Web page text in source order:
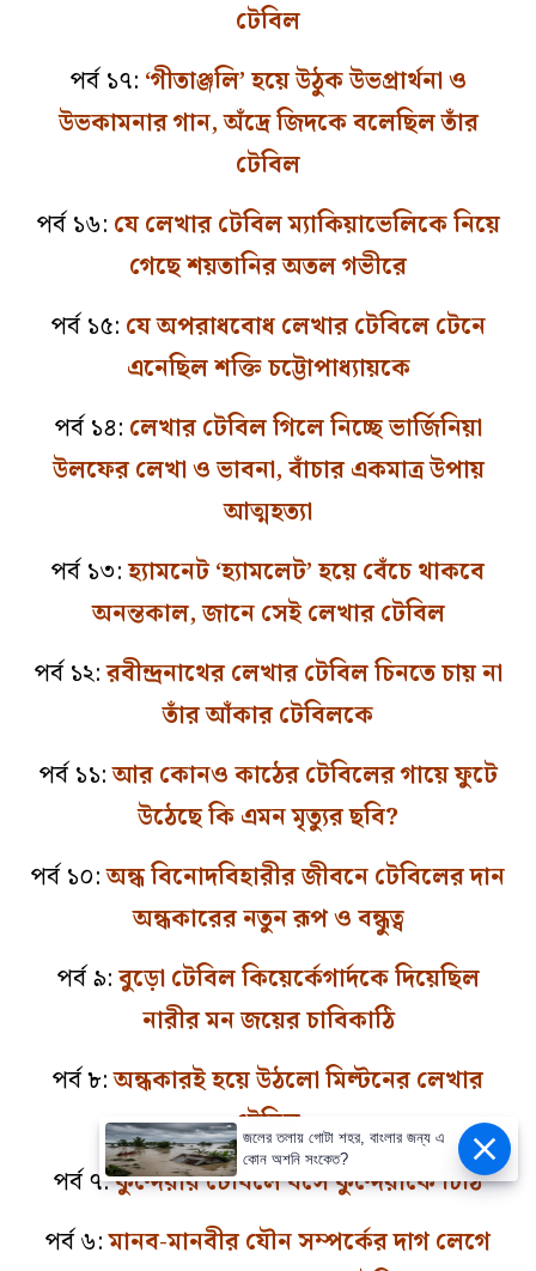
টেবিল
পর্ব ১৭: ‘গীতাঞ্জলি’ হয়ে উঠুক উভপ্রার্থনা ও
উভকামনার গান, অঁদ্রে জিদকে বলেছিল তাঁর
টেবিল
পর্ব ১৬: যে লেখার টেবিল ম্যাকিয়াভেলিকে নিয়ে
গেছে শয়তানির অতল গভীরে
পর্ব ১৫: যে অপরাধবোধ লেখার টেবিলে টেনে
এনেছিল শক্তি চট্টোপাধ্যায়কে
পর্ব ১৪: লেখার টেবিল গিলে নিচ্ছে ভার্জিনিয়া
উলফের লেখা ও ভাবনা, বাঁচার একমাত্র উপায়
আত্মহত্যা
পর্ব ১৩:হ্যামনেট ‘হ্যামলেট’ হয়ে বেঁচে থাকবে
অনন্তকাল, জানে সেই লেখার টেবিল
পর্ব ১২:রবীন্দ্রনাথের লেখার টেবিল চিনতে চায় না
তাঁর আঁকার টেবিলকে
পর্ব ১১:আর কোনও কাঠের টেবিলের গায়ে ফুটে
উঠেছে কি এমন মৃত্যুর ছবি?
পর্ব ১০:অন্ধ বিনোদবিহারীর জীবনে টেবিলের দান
অন্ধকারের নতুন রূপ ও বন্ধুত্ব
পর্ব ৯:বুড়ো টেবিল কিয়ের্কেগার্দকে দিয়েছিল
নারীর মন জয়ের চাবিকাঠি
পর্ব ৮:অন্ধকারই হয়ে উঠলো মিল্টনের লেখার
টেবিল
পর্ব ৭:কুন্দেরার টেবিলে বসে কুন্দেরাকে চিঠি
পর্ব ৬:মানব-মানবীর যৌন সম্পর্কের দাগ লেগে
জলের তলায় গোটা শহর, বাংলার জন্য এ
কোন অশনি সংকেত?